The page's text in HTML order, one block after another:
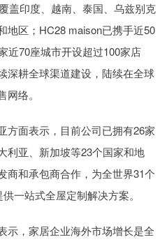
盖印度、越南、泰国、乌兹别克
地区；HC28 maison已携手近50
近70座城市开设超过100家店
深耕全球渠道建设，陆续在全球
络。
面表示，目前公司已拥有26家
利亚、新加坡等23个国家和地
商和承包商合作，为全世界31个
一站式全屋定制解决方案。
，家居企业海外市场增长是全